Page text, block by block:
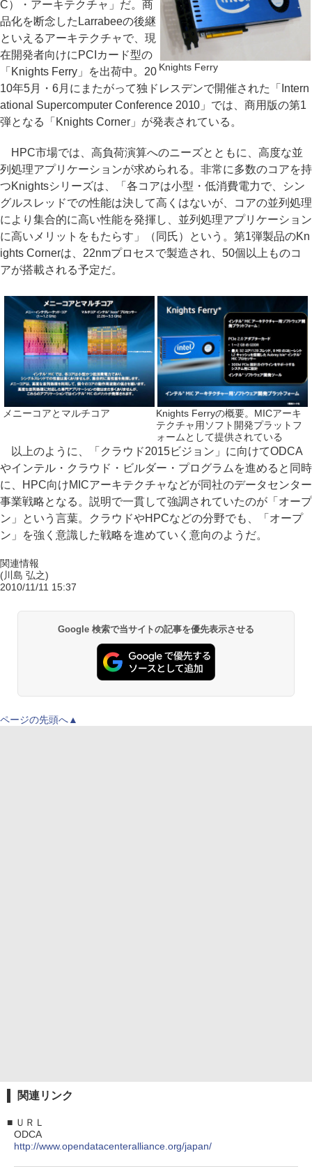
Knights Ferry
C）・アーキテクチャ」だ。商
品化を断念したLarrabeeの後継
といえるアーキテクチャで、現
在開発者向けにPCIカード型の
「Knights Ferry」を出荷中。20
10年5月・6月にまたがって独ドレスデンで開催された「Intern
ational Supercomputer Conference 2010」では、商用版の第1
弾となる「Knights Corner」が発表されている。
HPC市場では、高負荷演算へのニーズとともに、高度な並
列処理アプリケーションが求められる。非常に多数のコアを持
つKnightsシリーズは、「各コアは小型・低消費電力で、シン
グルスレッドでの性能は決して高くはないが、コアの並列処理
により集合的に高い性能を発揮し、並列処理アプリケーション
に高いメリットをもたらす」（同氏）という。第1弾製品のKn
ights Cornerは、22nmプロセスで製造され、50個以上ものコ
アが搭載される予定だ。
メニーコアとマルチコア
Knights Ferryの概要。MICアーキ
テクチャ用ソフト開発プラットフ
ォームとして提供されている
以上のように、「クラウド2015ビジョン」に向けてODCA
やインテル・クラウド・ビルダー・プログラムを進めると同時
に、HPC向けMICアーキテクチャなどが同社のデータセンター
事業戦略となる。説明で一貫して強調されていたのが「オープ
ン」という言葉。クラウドやHPCなどの分野でも、「オープ
ン」を強く意識した戦略を進めていく意向のようだ。
関連情報
(川島 弘之)
2010/11/11 15:37
Google 検索で当サイトの記事を優先表示させる
ページの先頭へ▲
関連リンク
■ ＵＲＬ
ODCA
http://www.opendatacenteralliance.org/japan/